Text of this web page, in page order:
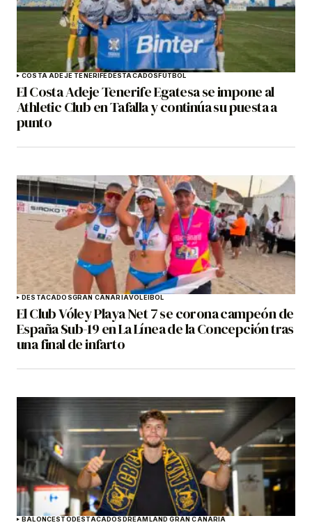
COSTA ADEJE TENERIFEDESTACADOSFÚTBOL
El Costa Adeje Tenerife Egatesa se impone al
Athletic Club en Tafalla y continúa su puesta a
punto
DESTACADOSGRAN CANARIAVOLEIBOL
El Club Vóley Playa Net 7 se corona campeón de
España Sub-19 en La Línea de la Concepción tras
una final de infarto
BALONCESTODESTACADOSDREAMLAND GRAN CANARIA